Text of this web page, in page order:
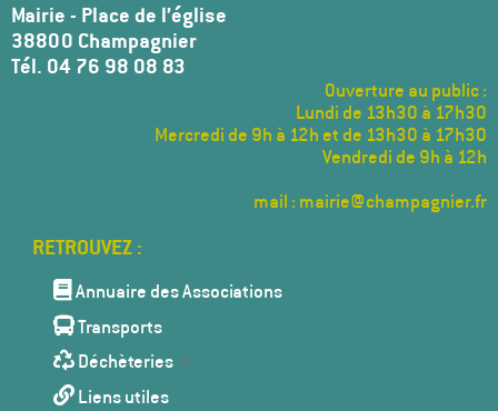
Mairie - Place de l’église
38800 Champagnier
Tél. 04 76 98 08 83
Ouverture au public :
Lundi de 13h30 à 17h30
Mercredi de 9h à 12h et de 13h30 à 17h30
Vendredi de 9h à 12h
mail : mairie@champagnier.fr
Menu
Annuaire des Associations
Transports
Déchèteries
Liens utiles